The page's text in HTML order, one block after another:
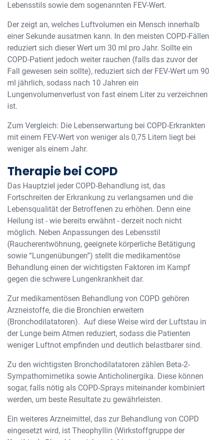
Lebensstils sowie dem sogenannten FEV-Wert.
Der zeigt an, welches Luftvolumen ein Mensch innerhalb
einer Sekunde ausatmen kann. In den meisten COPD-Fällen
reduziert sich dieser Wert um 30 ml pro Jahr. Sollte ein
COPD-Patient jedoch weiter rauchen (falls das zuvor der
Fall gewesen sein sollte), reduziert sich der FEV-Wert um 90
ml jährlich, sodass nach 10 Jahren ein
Lungenvolumenverlust von fast einem Liter zu verzeichnen
ist.
Zum Vergleich: Die Lebenserwartung bei COPD-Erkrankten
mit einem FEV-Wert von weniger als 0,75 Litern liegt bei
weniger als einem Jahr.
Therapie bei COPD
Das Hauptziel jeder COPD-Behandlung ist, das
Fortschreiten der Erkrankung zu verlangsamen und die
Lebensqualität der Betroffenen zu erhöhen. Denn eine
Heilung ist - wie bereits erwähnt - derzeit noch nicht
möglich. Neben Anpassungen des Lebensstil
(Raucherentwöhnung, geeignete körperliche Betätigung
sowie “Lungenübungen”) stellt die medikamentöse
Behandlung einen der wichtigsten Faktoren im Kampf
gegen die schwere Lungenkrankheit dar.
Zur medikamentösen Behandlung von COPD gehören
Arzneistoffe, die die Bronchien erweitern
(Bronchodilatatoren). Auf diese Weise wird der Luftstau in
der Lunge beim Atmen reduziert, sodass die Patienten
weniger Luftnot empfinden und deutlich belastbarer sind.
Zu den wichtigsten Bronchodilatatoren zählen Beta-2-
Sympathomimetika sowie Anticholinergika. Diese können
sogar, falls nötig als COPD-Sprays miteinander kombiniert
werden, um beste Resultate zu gewährleisten.
Ein weiteres Arzneimittel, das zur Behandlung von COPD
eingesetzt wird, ist Theophyllin (Wirkstoffgruppe der